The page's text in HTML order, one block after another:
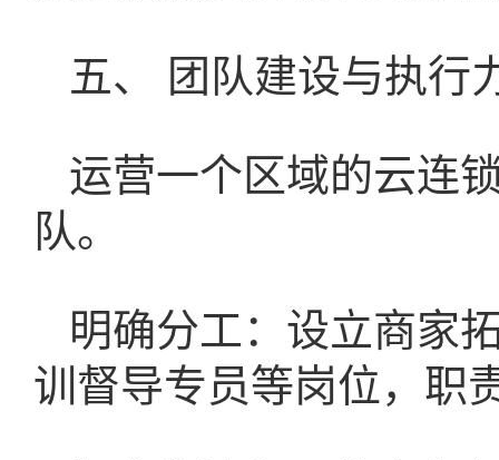
五、 团队建设与执行
运营一个区域的云连
队。
明确分工：设立商家
训督导专员等岗位，职